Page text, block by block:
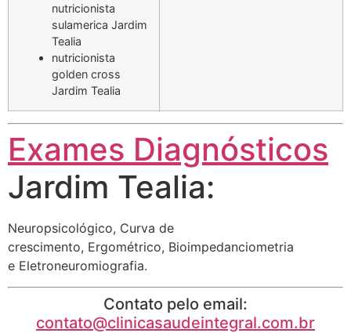
nutricionista
sulamerica Jardim
Tealia
nutricionista
golden cross
Jardim Tealia
Exames Diagnósticos
Jardim Tealia:
Neuropsicológico, Curva de
crescimento, Ergométrico, Bioimpedanciometria
e Eletroneuromiografia.
Contato pelo email:
contato@clinicasaudeintegral.com.br